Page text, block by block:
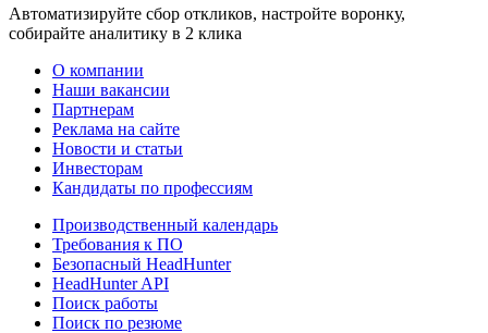
Автоматизируйте сбор откликов, настройте воронку,
собирайте аналитику в 2 клика
О компании
Наши вакансии
Партнерам
Реклама на сайте
Новости и статьи
Инвесторам
Кандидаты по профессиям
Производственный календарь
Требования к ПО
Безопасный HeadHunter
HeadHunter API
Поиск работы
Поиск по резюме